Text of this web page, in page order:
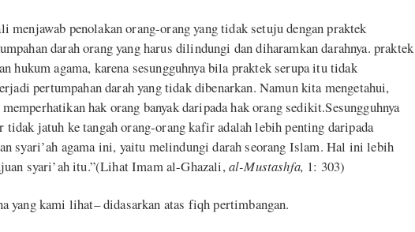
menjawab penolakan orang-orang yang tidak setuju dengan praktek
darah orang yang harus dilindungi dan diharamkan darahnya. praktek
hukum agama, karena sesungguhnya bila praktek serupa itu tidak
pertumpahan darah yang tidak dibenarkan. Namun kita mengetahui,
hak orang banyak daripada hak orang sedikit.Sesungguhnya
jatuh ke tangah orang-orang kafir adalah lebih penting daripada
syari’ah agama ini, yaitu melindungi darah seorang Islam. Hal ini lebih
syari’ah itu.”(Lihat Imam al-Ghazali,al-Mustashfa, 1: 303)
yang kami lihat– didasarkan atas fiqh pertimbangan.